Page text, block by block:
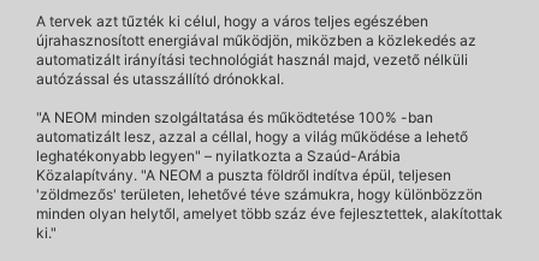
A tervek azt tűzték ki célul, hogy a város teljes egészében
újrahasznosított energiával működjön, miközben a közlekedés az
automatizált irányítási technológiát használ majd, vezető nélküli
autózással és utasszállító drónokkal.
"A NEOM minden szolgáltatása és működtetése 100% -ban
automatizált lesz, azzal a céllal, hogy a világ működése a lehető
leghatékonyabb legyen" – nyilatkozta a Szaúd-Arábia
Közalapítvány. "A NEOM a puszta földről indítva épül, teljesen
'zöldmezős' területen, lehetővé téve számukra, hogy különbözzön
minden olyan helytől, amelyet több száz éve fejlesztettek, alakítottak
ki."